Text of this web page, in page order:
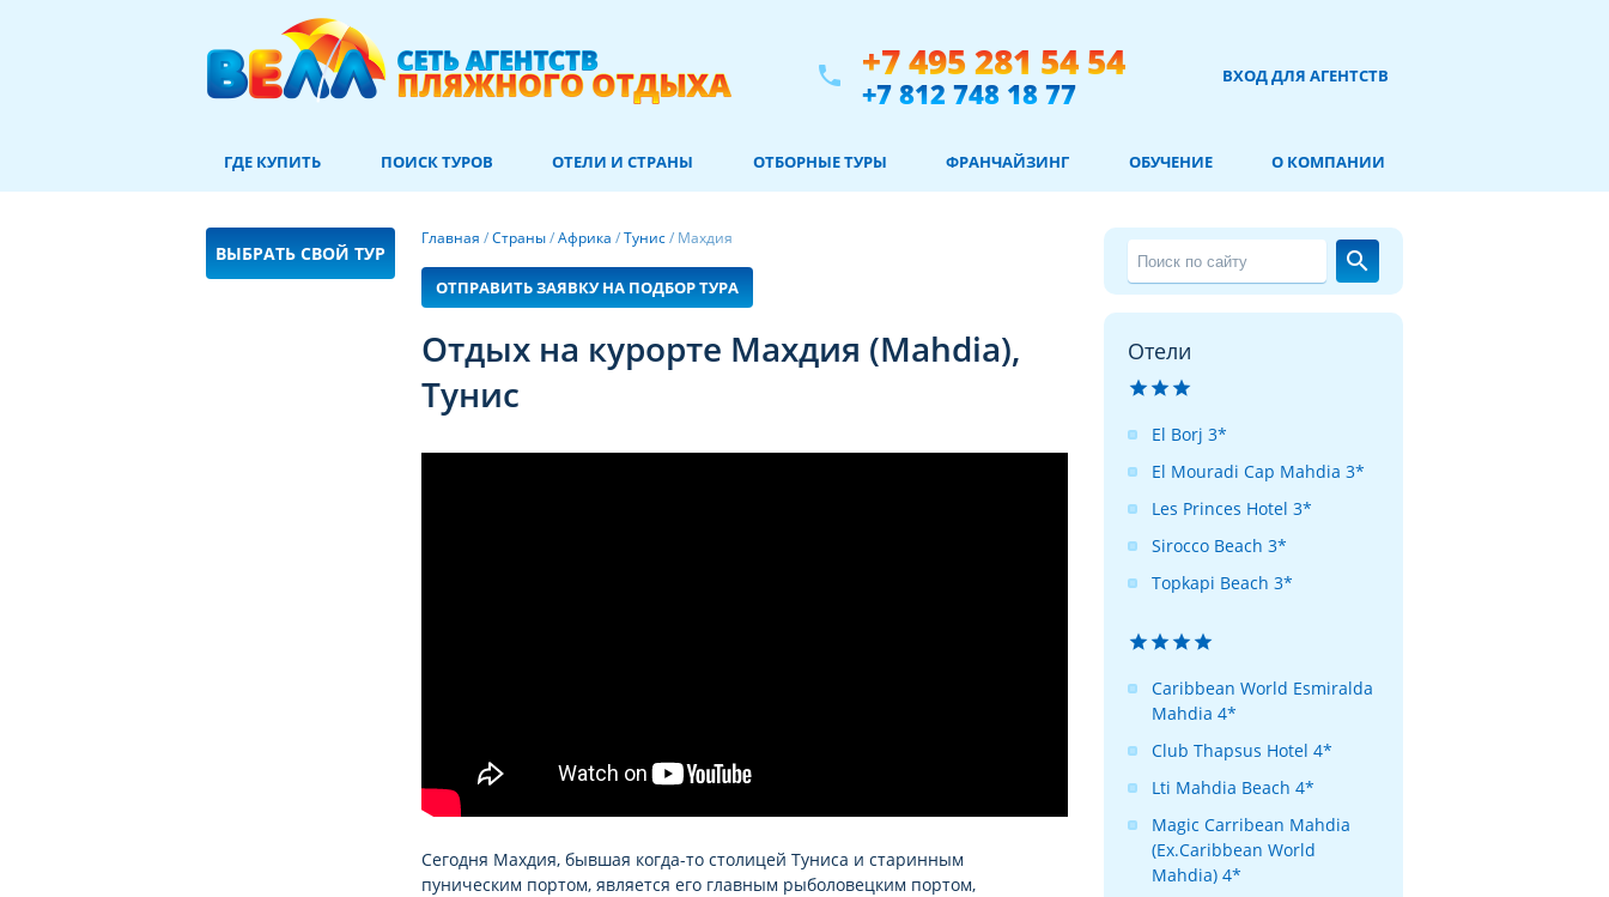
phone +7 495 281 54 54
+7 812 748 18 77 ВХОД ДЛЯ АГЕНТСТВ
ГДЕ КУПИТЬ ПОИСК ТУРОВ ОТЕЛИ И СТРАНЫ ОТБОРНЫЕ ТУРЫ ФРАНЧАЙЗИНГ ОБУЧЕНИЕ О КОМПАНИИ
ВЫБРАТЬ СВОЙ ТУР
Главная /Страны/Африка /Тунис/ Махдия
ОТПРАВИТЬ ЗАЯВКУ НА ПОДБОР ТУРА
Отдых на курорте Махдия (Mahdia),
Тунис
Сегодня Махдия, бывшая когда-то столицей Туниса и старинным
пуническим портом, является его главным рыболовецким портом,
search
Отели
  
El Borj 3*
El Mouradi Cap Mahdia 3*
Les Princes Hotel 3*
Sirocco Beach 3*
Topkapi Beach 3*
   
Caribbean World Esmiralda
Mahdia 4*
Club Thapsus Hotel 4*
Lti Mahdia Beach 4*
Magic Carribean Mahdia
(Ex.Caribbean World
Mahdia) 4*